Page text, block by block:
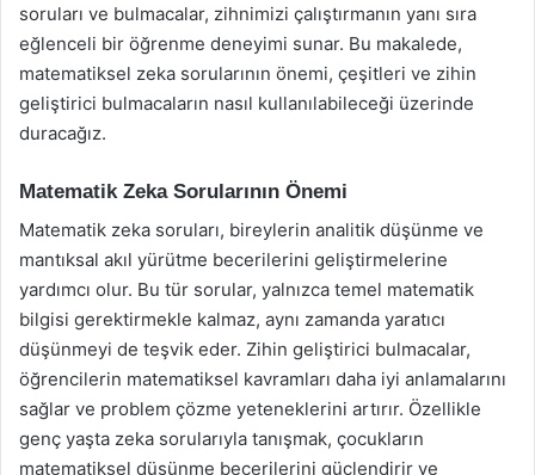
soruları ve bulmacalar, zihnimizi çalıştırmanın yanı sıra
eğlenceli bir öğrenme deneyimi sunar. Bu makalede,
matematiksel zeka sorularının önemi, çeşitleri ve zihin
geliştirici bulmacaların nasıl kullanılabileceği üzerinde
duracağız.
Matematik Zeka Sorularının Önemi
Matematik zeka soruları, bireylerin analitik düşünme ve
mantıksal akıl yürütme becerilerini geliştirmelerine
yardımcı olur. Bu tür sorular, yalnızca temel matematik
bilgisi gerektirmekle kalmaz, aynı zamanda yaratıcı
düşünmeyi de teşvik eder. Zihin geliştirici bulmacalar,
öğrencilerin matematiksel kavramları daha iyi anlamalarını
sağlar ve problem çözme yeteneklerini artırır. Özellikle
genç yaşta zeka sorularıyla tanışmak, çocukların
matematiksel düşünme becerilerini güçlendirir ve